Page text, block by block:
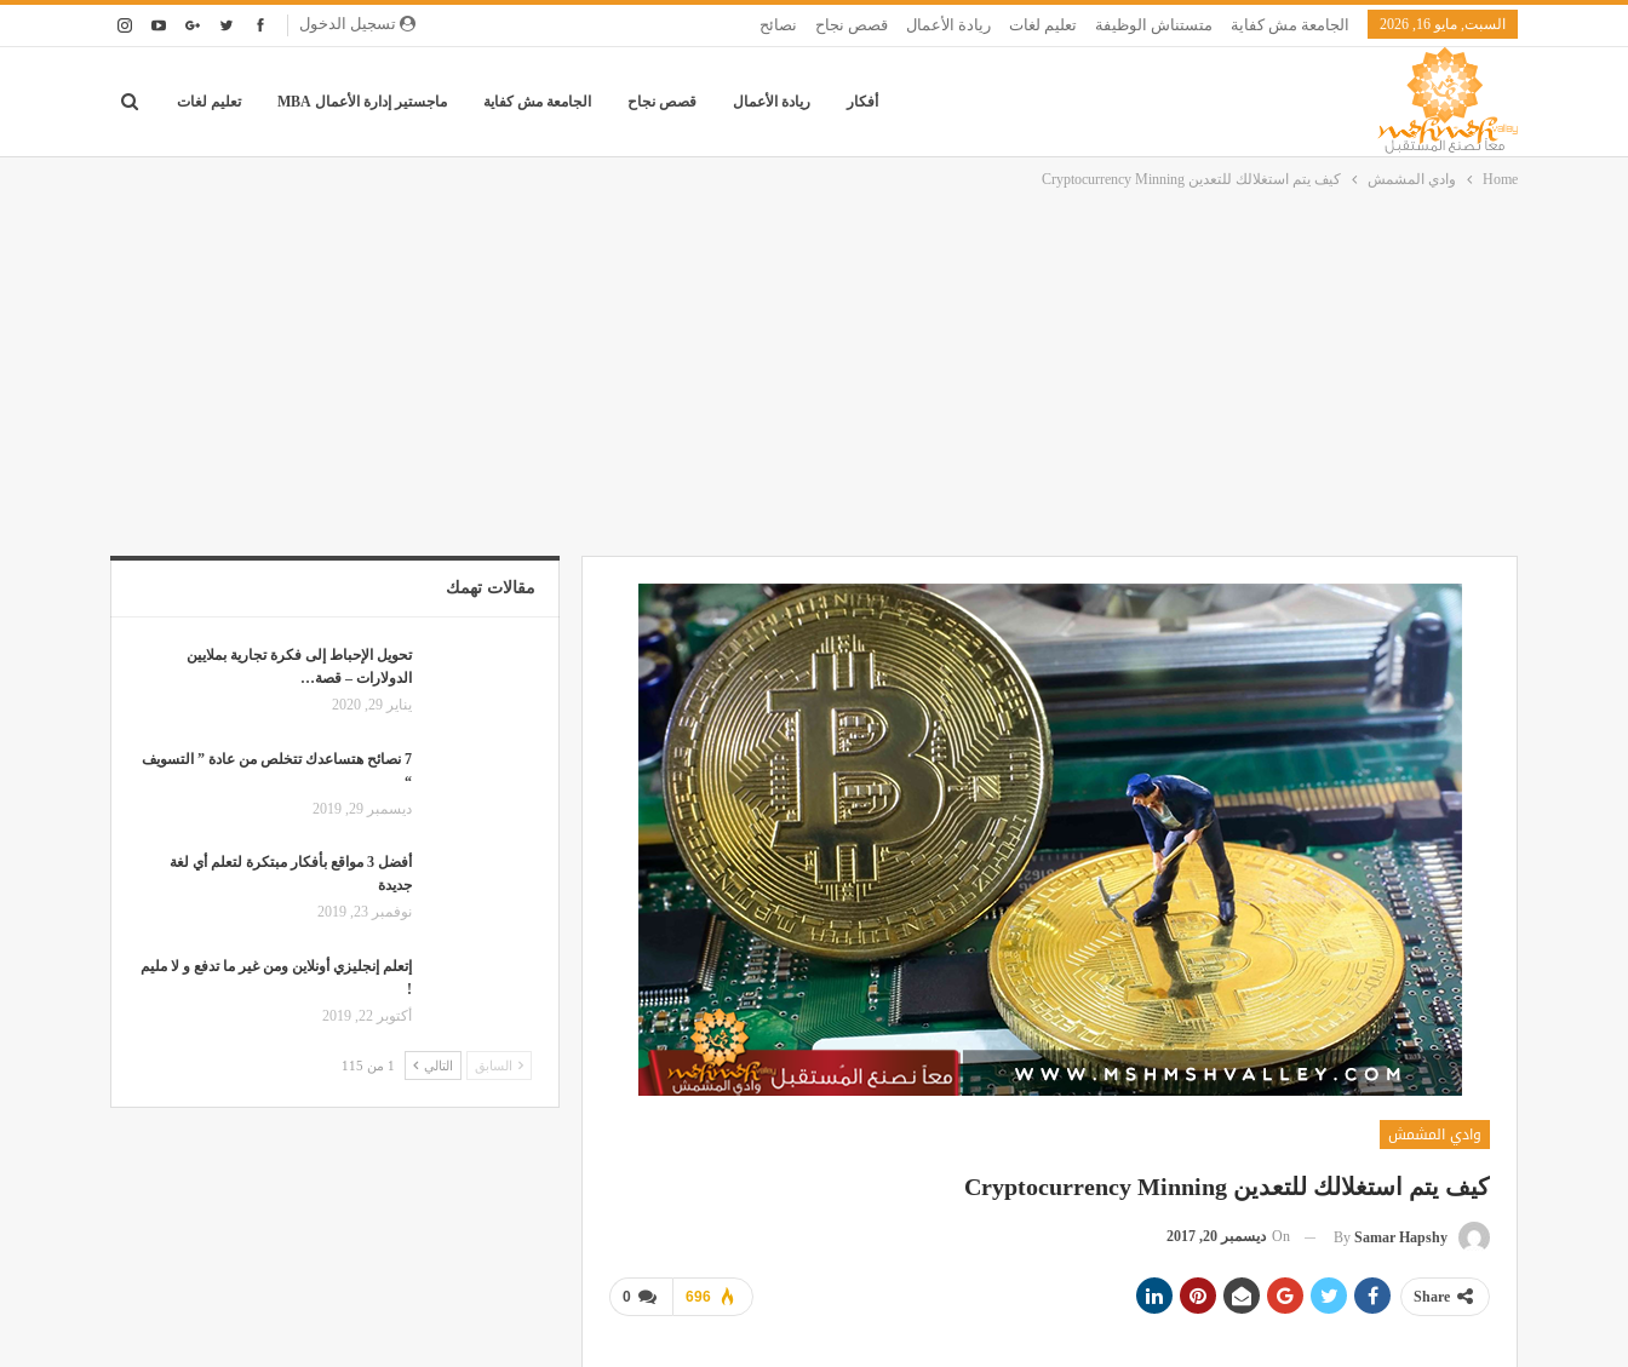
تسجيل الدخول السبت, مايو 16, 2026 الجامعة مش كفاية متستناش الوظيفة تعليم لغات ريادة الأعمال قصص نجاح نصائح
أفكار ريادة الأعمال قصص نجاح الجامعة مش كفاية ماجستير إدارة الأعمال MBA تعليم لغات
Home وادي المشمش كيف يتم استغلالك للتعدين Cryptocurrency Minning
وادي المشمش
كيف يتم استغلالك للتعدين Cryptocurrency Minning
By Samar Hapshy
On ديسمبر 20, 2017
0 696 Share
مقالات تهمك
تحويل الإحباط إلى فكرة تجارية بملايين
الدولارات – قصة…
يناير 29, 2020
7 نصائح هتساعدك تتخلص من عادة ” التسويف
“
ديسمبر 29, 2019
أفضل 3 مواقع بأفكار مبتكرة لتعلم أي لغة
جديدة
نوفمبر 23, 2019
إتعلم إنجليزي أونلاين ومن غير ما تدفع و لا مليم
!
أكتوبر 22, 2019
السابق التالي 1 من 115